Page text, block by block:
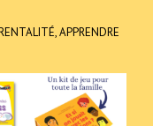
APPRENDRE